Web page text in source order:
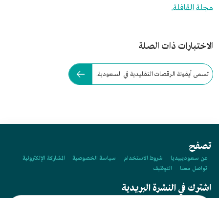
مجلة القافلة.
الاختبارات ذات الصلة
تسمى أيقونة الرقصات التقليدية في السعودية.
تصفح
عن سعوديبيديا شروط الاستخدام سياسة الخصوصية
المشاركة الإلكترونية
تواصل معنا
التوظيف
اشترك في النشرة البريدية